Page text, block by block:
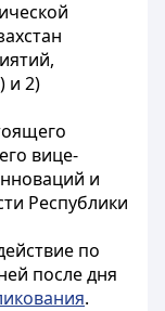
и 2)
вице-
и
Республики
по
после дня
.